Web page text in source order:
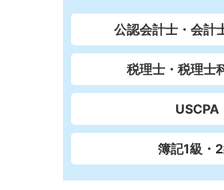
公認会計士・会計
税理士・税理士
USCPA
簿記1級・